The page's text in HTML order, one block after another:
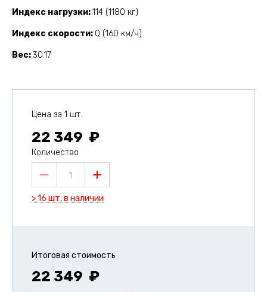
Индекс нагрузки 114 (1180 кг)
Индекс скорости Q (160 км/ч)
Вес 30.17
Цена за 1 шт.
22 349
Количество
1
> 16 шт. в наличии
Итоговая стоимость
22 349